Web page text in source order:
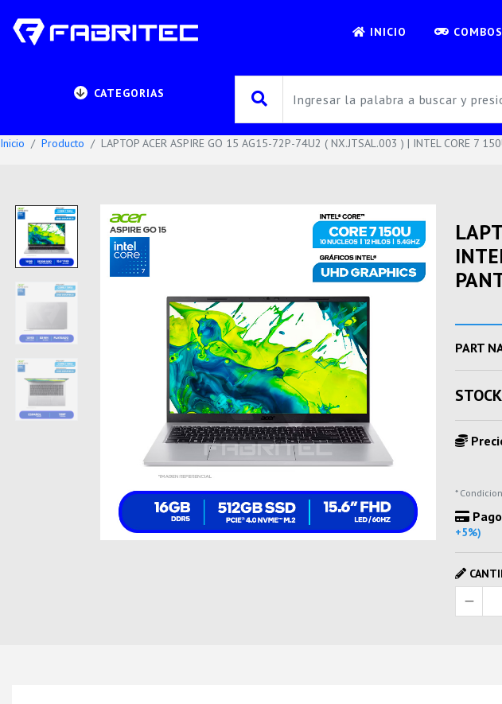
INICIO COMBOS
CATEGORIAS
Inicio Producto LAPTOP ACER ASPIRE GO 15 AG15-72P-74U2 ( NX.JTSAL.003 ) | INTEL CORE 7
PART
*
+5%)